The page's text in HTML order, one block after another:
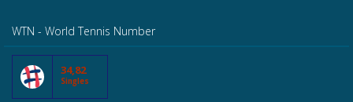
WTN - World Tennis Number
34,82
Singles